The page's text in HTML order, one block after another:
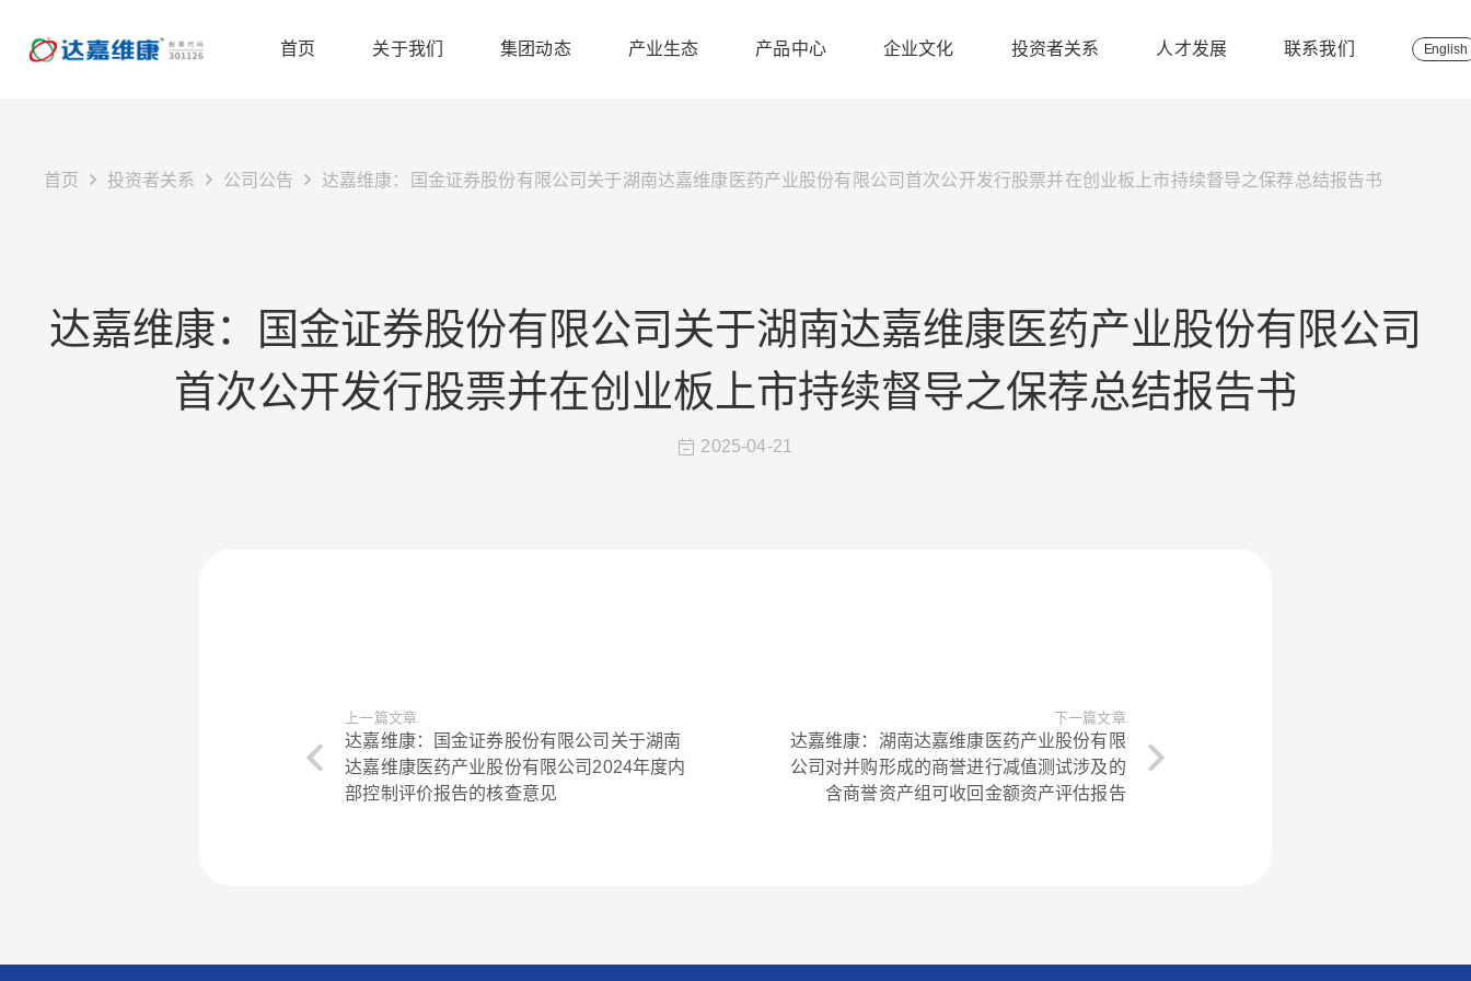
首页 关于我们 集团动态 产业生态 产品中心 企业文化 投资者关系 人才发展 联系我们 English
首页 投资者关系 公司公告 达嘉维康：国金证券股份有限公司关于湖南达嘉维康医药产业股份有限公司首次公开发行股票并在创业板上市持续督导之保荐总结报告书
达嘉维康：国金证券股份有限公司关于湖南达嘉维康医药产业股份有限公司
首次公开发行股票并在创业板上市持续督导之保荐总结报告书
2025-04-21
上一篇文章
达嘉维康：国金证券股份有限公司关于湖南
达嘉维康医药产业股份有限公司2024年度内
部控制评价报告的核查意见
下一篇文章
达嘉维康：湖南达嘉维康医药产业股份有限
公司对并购形成的商誉进行减值测试涉及的
含商誉资产组可收回金额资产评估报告